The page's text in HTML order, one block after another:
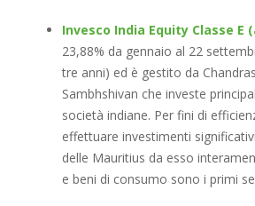
Invesco India Equity Classe E
23,88% da gennaio al 22
tre anni) ed è gestito da
Sambhshivan che investe
società indiane. Per fini di
effettuare investimenti
delle Mauritius da esso
e beni di consumo sono i primi